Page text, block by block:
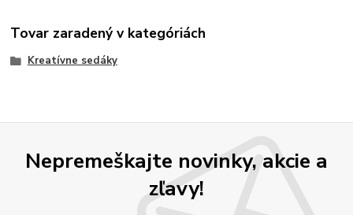
Tovar zaradený v kategóriách
Kreatívne sedáky
Nepremeškajte novinky, akcie a
zľavy!